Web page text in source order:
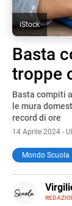
iStock
Basta
troppe
Basta compiti
le mura
record di ore
14 Aprile 2024 -
Mondo Scuola
E-
MAIL